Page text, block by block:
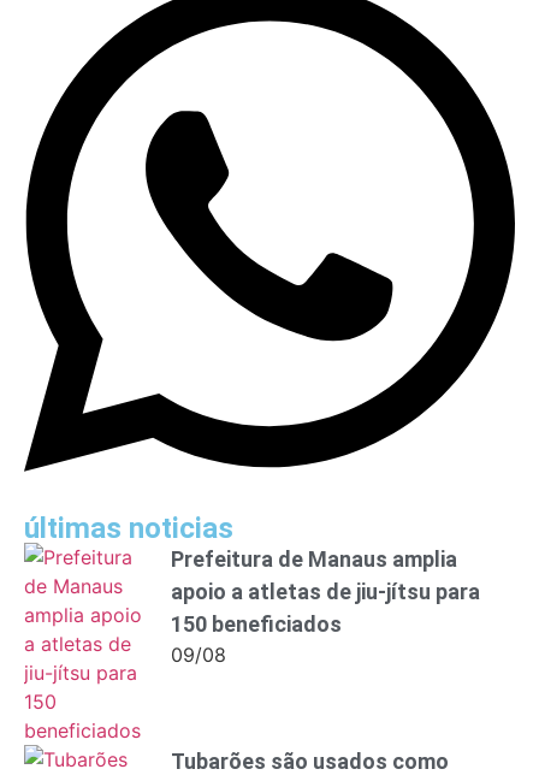
últimas noticias
Prefeitura de Manaus amplia
apoio a atletas de jiu-jítsu para
150 beneficiados
09/08
Tubarões são usados como